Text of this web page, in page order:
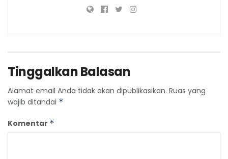
Tinggalkan Balasan
Alamat email Anda tidak akan dipublikasikan. Ruas yang
wajib ditandai *
Komentar *